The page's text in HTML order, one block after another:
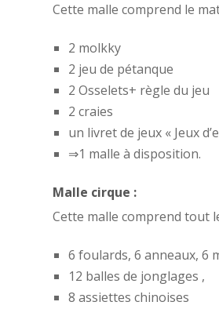
Cette malle comprend le
2 molkky
2 jeu de pétanque
2 Osselets+ règle du jeu
2 craies
un livret de jeux « Jeux
⇒1 malle à disposition.
Malle cirque :
Cette malle comprend tout
6 foulards, 6 anneaux, 6
12 balles de jonglages ,
8 assiettes chinoises